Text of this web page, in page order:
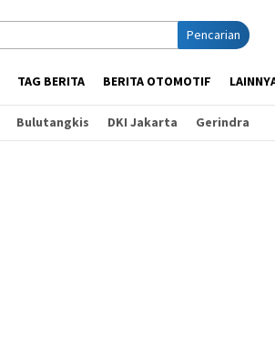
Pencarian
TAG BERITA BERITA OTOMOTIF
Bulutangkis DKI Jakarta Gerindra